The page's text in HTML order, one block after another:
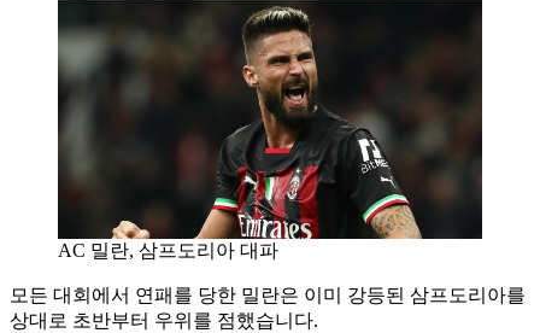
AC 밀란, 삼프도리아 대파
모든 대회에서 연패를 당한 밀란은 이미 강등된 삼프도리아를
상대로 초반부터 우위를 점했습니다.